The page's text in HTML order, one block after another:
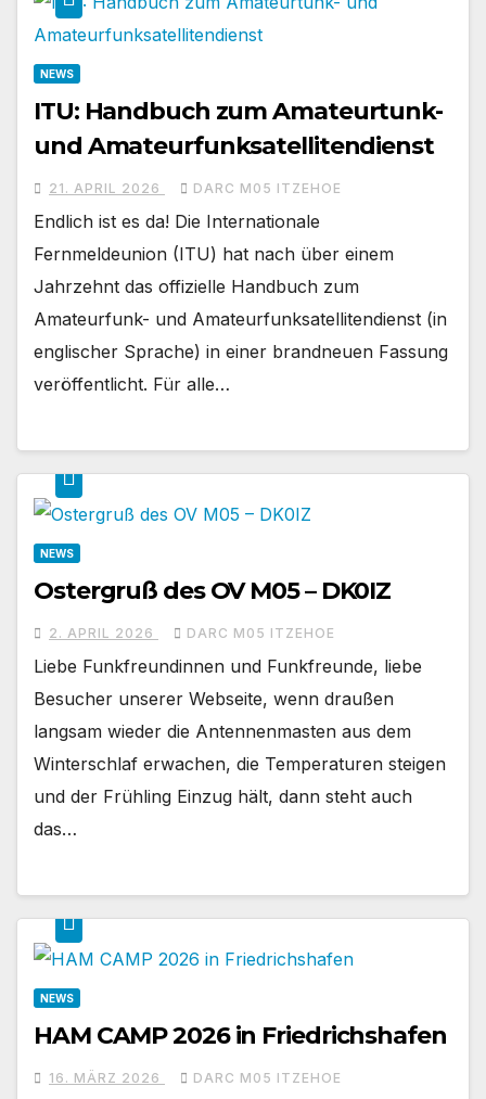
NEWS
ITU: Handbuch zum Amateurtunk-
und Amateurfunksatellitendienst
21. APRIL 2026 DARC M05 ITZEHOE
Endlich ist es da! Die Internationale
Fernmeldeunion (ITU) hat nach über einem
Jahrzehnt das offizielle Handbuch zum
Amateurfunk- und Amateurfunksatellitendienst (in
englischer Sprache) in einer brandneuen Fassung
veröffentlicht. Für alle…
NEWS
Ostergruß des OV M05 – DK0IZ
2. APRIL 2026 DARC M05 ITZEHOE
Liebe Funkfreundinnen und Funkfreunde, liebe
Besucher unserer Webseite, wenn draußen
langsam wieder die Antennenmasten aus dem
Winterschlaf erwachen, die Temperaturen steigen
und der Frühling Einzug hält, dann steht auch
das…
NEWS
HAM CAMP 2026 in Friedrichshafen
16. MÄRZ 2026 DARC M05 ITZEHOE